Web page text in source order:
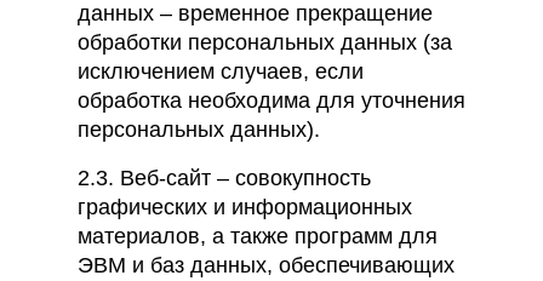
данных – временное прекращение
обработки персональных данных (за
исключением случаев, если
обработка необходима для уточнения
персональных данных).
2.3. Веб-сайт – совокупность
графических и информационных
материалов, а также программ для
ЭВМ и баз данных, обеспечивающих